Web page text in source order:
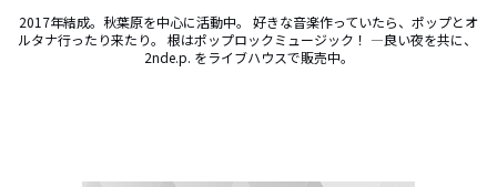
2017年結成。秋葉原を中心に活動中。 好きな音楽作っていたら、ポップとオ
ルタナ行ったり来たり。 根はポップロックミュージック！ ―良い夜を共に、
2nde.p. をライブハウスで販売中。